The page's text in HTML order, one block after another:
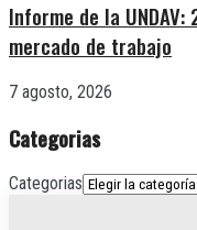
Informe de la
mercado de trabajo
7 agosto, 2026
Categorias
Categorias